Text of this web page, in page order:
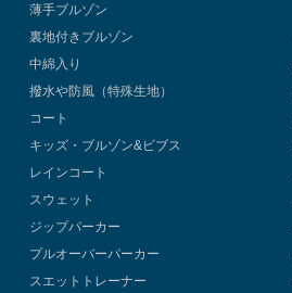
薄手ブルゾン
裏地付きブルゾン
中綿入り
撥水や防風（特殊生地）
コート
キッズ・ブルゾン&ビブス
レインコート
スウェット
ジップパーカー
プルオーバーパーカー
スエットトレーナー